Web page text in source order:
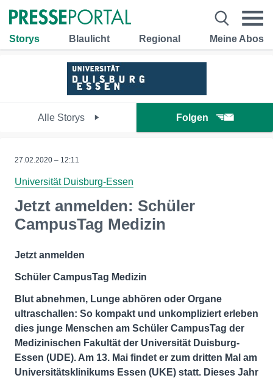
Storys Blaulicht Regional Meine Abos
Alle Storys Folgen
27.02.2020 – 12:11
Universität Duisburg-Essen
Jetzt anmelden: Schüler
CampusTag Medizin
Jetzt anmelden
Schüler CampusTag Medizin
Blut abnehmen, Lunge abhören oder Organe
ultraschallen: So kompakt und unkompliziert erleben
dies junge Menschen am Schüler CampusTag der
Medizinischen Fakultät der Universität Duisburg-
Essen (UDE). Am 13. Mai findet er zum dritten Mal am
Universitätsklinikums Essen (UKE) statt. Dieses Jahr